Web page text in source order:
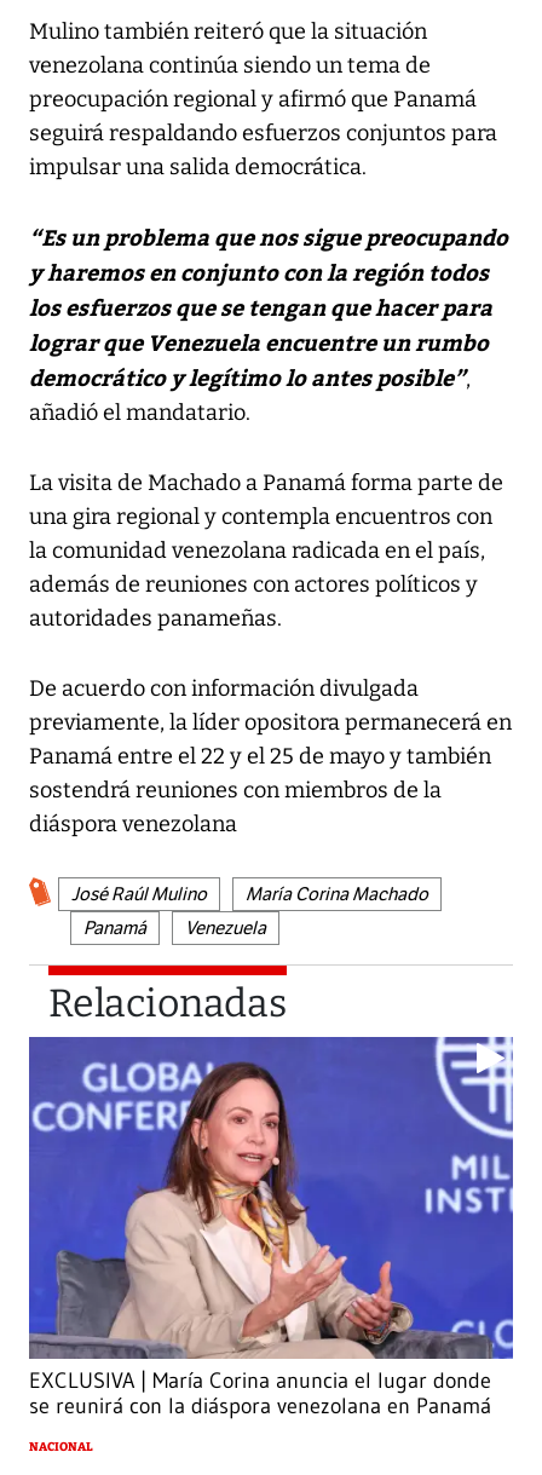
Mulino también reiteró que la situación
venezolana continúa siendo un tema de
preocupación regional y afirmó que Panamá
seguirá respaldando esfuerzos conjuntos para
impulsar una salida democrática.
“Es un problema que nos sigue preocupando
y haremos en conjunto con la región todos
los esfuerzos que se tengan que hacer para
lograr que Venezuela encuentre un rumbo
democrático y legítimo lo antes posible”,
añadió el mandatario.
La visita de Machado a Panamá forma parte de
una gira regional y contempla encuentros con
la comunidad venezolana radicada en el país,
además de reuniones con actores políticos y
autoridades panameñas.
De acuerdo con información divulgada
previamente, la líder opositora permanecerá en
Panamá entre el 22 y el 25 de mayo y también
sostendrá reuniones con miembros de la
diáspora venezolana
José Raúl Mulino
María Corina Machado
Panamá
Venezuela
Relacionadas
EXCLUSIVA | María Corina anuncia el lugar donde
se reunirá con la diáspora venezolana en Panamá
NACIONAL